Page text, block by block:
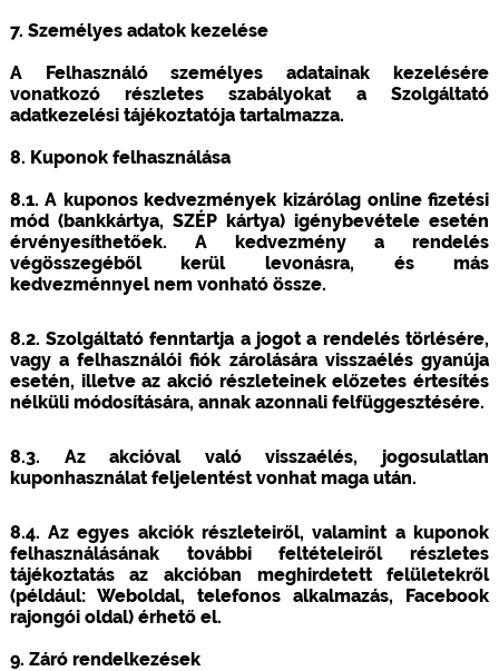
7. Személyes adatok kezelése
A Felhasználó személyes adatainak kezelésére
vonatkozó részletes szabályokat a Szolgáltató
adatkezelési tájékoztatója tartalmazza.
8. Kuponok felhasználása
8.1. A kuponos kedvezmények kizárólag online fizetési
mód (bankkártya, SZÉP kártya) igénybevétele esetén
érvényesíthetőek. A kedvezmény a rendelés
végösszegéből kerül levonásra, és más
kedvezménnyel nem vonható össze.
8.2. Szolgáltató fenntartja a jogot a rendelés törlésére,
vagy a felhasználói fiók zárolására visszaélés gyanúja
esetén, illetve az akció részleteinek előzetes értesítés
nélküli módosítására, annak azonnali felfüggesztésére.
8.3. Az akcióval való visszaélés, jogosulatlan
kuponhasználat feljelentést vonhat maga után.
8.4. Az egyes akciók részleteiről, valamint a kuponok
felhasználásának további feltételeiről részletes
tájékoztatás az akcióban meghirdetett felületekről
(például: Weboldal, telefonos alkalmazás, Facebook
rajongói oldal) érhető el.
9. Záró rendelkezések